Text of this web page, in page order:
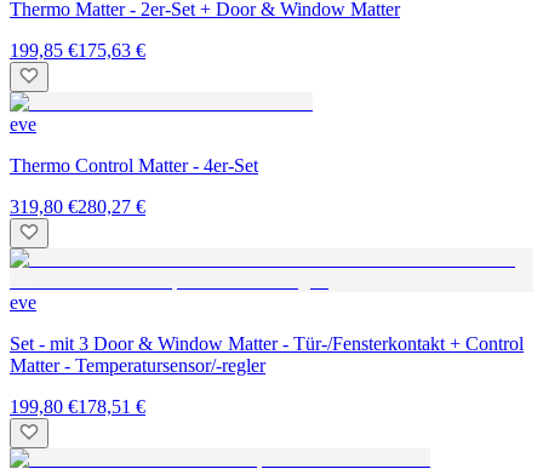
Thermo Matter - 2er-Set + Door & Window Matter
199,85 €175,63 €
eve
Thermo Control Matter - 4er-Set
319,80 €280,27 €
eve
Set - mit 3 Door & Window Matter - Tür-/Fensterkontakt + Control
Matter - Temperatursensor/-regler
199,80 €178,51 €